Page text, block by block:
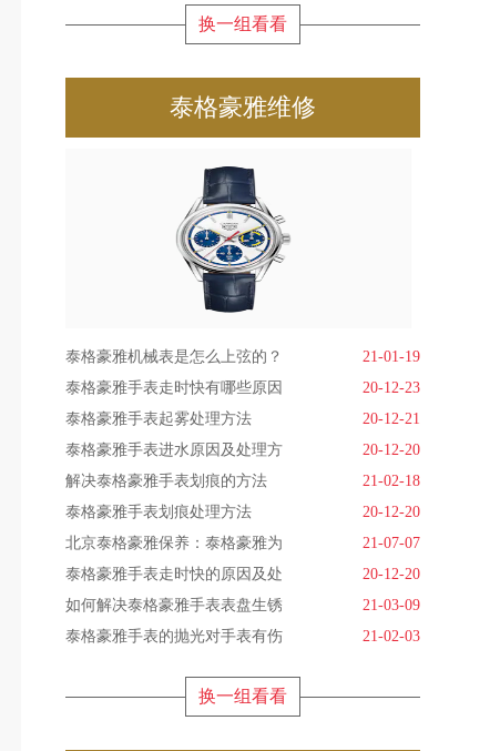
换一组看看
泰格豪雅维修
泰格豪雅机械表是怎么上弦的？
21-01-19
泰格豪雅手表走时快有哪些原因
20-12-23
泰格豪雅手表起雾处理方法
20-12-21
泰格豪雅手表进水原因及处理方
20-12-20
解决泰格豪雅手表划痕的方法
21-02-18
泰格豪雅手表划痕处理方法
20-12-20
北京泰格豪雅保养：泰格豪雅为
21-07-07
泰格豪雅手表走时快的原因及处
20-12-20
如何解决泰格豪雅手表表盘生锈
21-03-09
泰格豪雅手表的抛光对手表有伤
21-02-03
换一组看看